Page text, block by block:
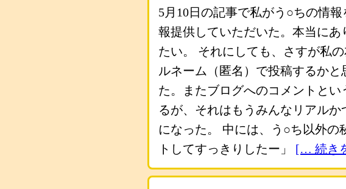
5月10日の記事で私がう○ちの情
報提供していただいた。本当に
たい。 それにしても、さすが私
ルネーム（匿名）で投稿するか
た。またブログへのコメントと
るが、それはもうみんなリアル
になった。 中には、う○ち以外の
トしてすっきりしたー」 [… 続き